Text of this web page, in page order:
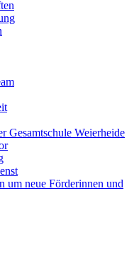
Gesamtschule Weierheide
um neue Förderinnen und